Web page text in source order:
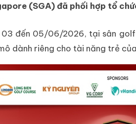
(SGA) đã phối hợp tổ
đến 05/06/2026, tại sân
dành riêng cho tài năng trẻ